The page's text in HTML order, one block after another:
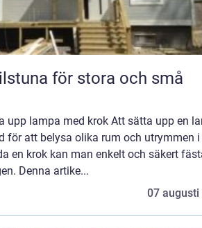
för stora och små
upp lampa med krok Att sätta upp en
för att belysa olika rum och utrymmen i
en krok kan man enkelt och säkert
Denna artike...
07 augusti